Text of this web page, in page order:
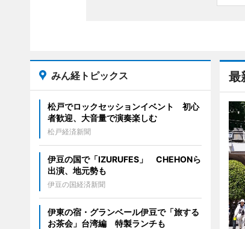
最
みん経トピックス
松戸でロックセッションイベント 初心
者歓迎、大音量で演奏楽しむ
松戸経済新聞
伊豆の国で「IZURUFES」 CHEHONら
出演、地元勢も
伊豆の国経済新聞
伊東の宿・グランベール伊豆で「旅する
お茶会」台湾編 特製ランチも